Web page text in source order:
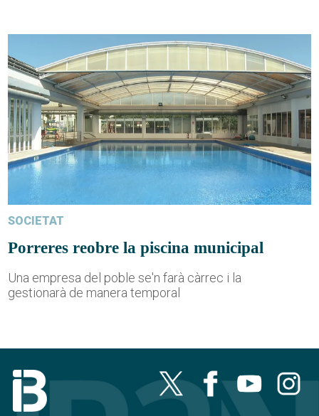
SOCIETAT
Porreres reobre la piscina municipal
Una empresa del poble se'n farà càrrec i la
gestionarà de manera temporal